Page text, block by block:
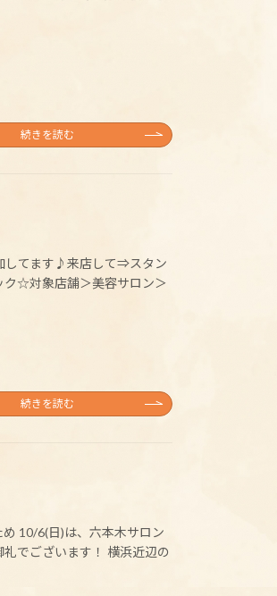
続きを読む
してます♪来店して⇒スタン
☆対象店舗＞美容サロン＞
続きを読む
10/6(日)は、六本木サロン
でございます！ 横浜近辺の